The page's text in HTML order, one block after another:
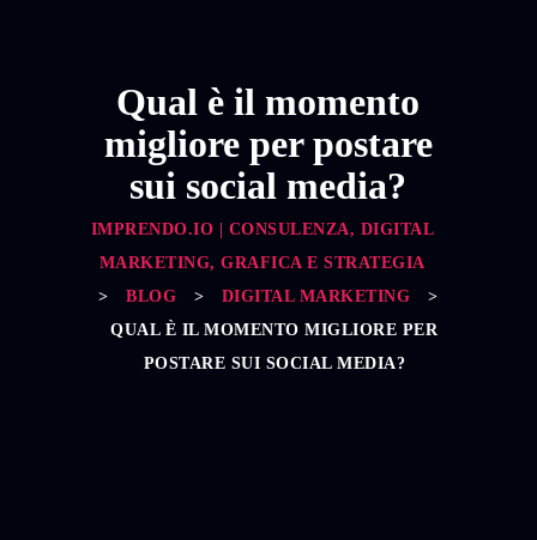
Qual è il momento
migliore per postare
sui social media?
IMPRENDO.IO | CONSULENZA, DIGITAL
MARKETING, GRAFICA E STRATEGIA
>
BLOG > DIGITAL MARKETING
>
QUAL È IL MOMENTO MIGLIORE PER
POSTARE SUI SOCIAL MEDIA?